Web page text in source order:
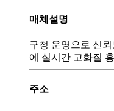
매체설명
구청 운영으로 신
에 실시간 고화질
주소